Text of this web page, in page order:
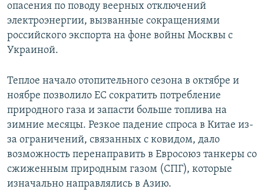
опасения по поводу веерных отключений
электроэнергии, вызванные сокращениями
российского экспорта на фоне войны Москвы с
Украиной.
Теплое начало отопительного сезона в октябре и
ноябре позволило ЕС сократить потребление
природного газа и запасти больше топлива на
зимние месяцы. Резкое падение спроса в Китае из-
за ограничений, связанных с ковидом, дало
возможность перенаправить в Евросоюз танкеры со
сжиженным природным газом (СПГ), которые
изначально направлялись в Азию.